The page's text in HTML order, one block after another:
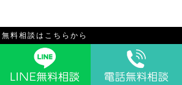
無料相談はこちらから